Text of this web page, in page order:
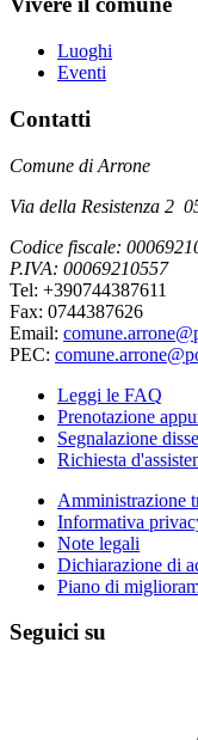
Luoghi
Eventi
Contatti
Comune di Arrone
Via della Resistenza 2
Codice fiscale:
P.IVA: 00069210557
Tel: +390744387611
Fax: 0744387626
Email:
PEC:
Leggi le FAQ
Prenotazione
Segnalazione
Richiesta
Amministrazione
Informativa
Note legali
Dichiarazione di
Piano di
Seguici su